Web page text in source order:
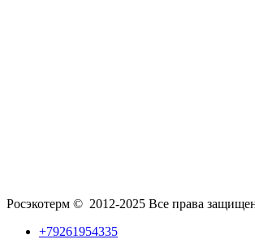
Росэкотерм © 2012-2025 Все права
+79261954335